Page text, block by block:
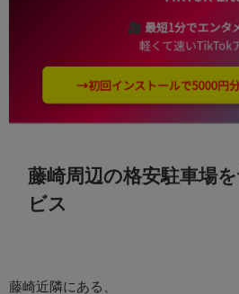
藤崎周辺の格安駐車場
ビス
藤崎近隣にある、